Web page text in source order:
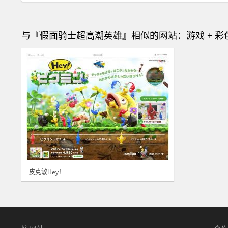
与『假面骑士超高潮英雄』相似的网站：游戏 + 彩
皮克敏Hey！